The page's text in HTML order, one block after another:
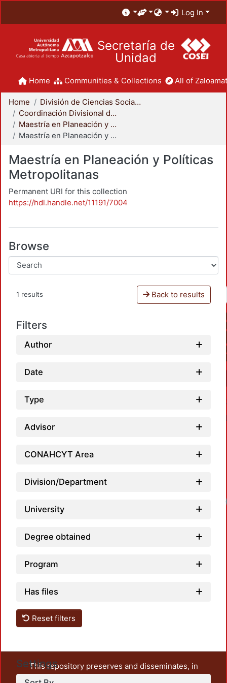
Log In
Secretaría de
Unidad
Home Communities & Collections All of
Home
División de Ciencias Sociales y Humanidades
Coordinación Divisional de Posgrado
Maestría en Planeación y Políticas Metropolitanas
Maestría en Planeación y Políticas Metropolitanas
Maestría en Planeación y Políticas
Metropolitanas
Permanent URI for this collection
https://hdl.handle.net/11191/7004
Browse
1 results Back to results
Filters
Author
Date
Type
Advisor
CONAHCYT Area
Division/Department
University
Degree obtained
Program
Has files
Reset filters
Settings
This repository preserves and disseminates, in
unrestricted open access, the teaching and research